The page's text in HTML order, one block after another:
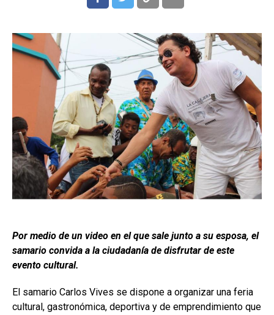
Por medio de un video en el que sale junto a su esposa, el
samario convida a la ciudadanía de disfrutar de este
evento cultural.
El samario Carlos Vives se dispone a organizar una feria
cultural, gastronómica, deportiva y de emprendimiento que